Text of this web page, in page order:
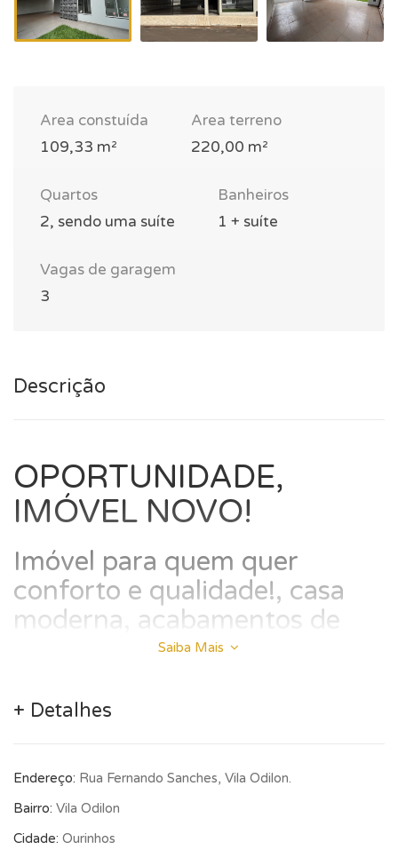
Area constuída
109,33 m²
Area terreno
220,00 m²
Quartos
2, sendo uma suíte
Banheiros
1 + suíte
Vagas de garagem
3
Descrição
OPORTUNIDADE,
IMÓVEL NOVO!
Imóvel para quem quer
conforto e qualidade!, casa
moderna, acabamentos de
primeira, 3 vagas de
uma suíte, banheiro social,
integrado a sala, área de
serviço externa e um quintal
nos fundos para ampliação
Saiba Mais
+ Detalhes
Endereço: Rua Fernando Sanches, Vila Odilon.
Bairro: Vila Odilon
Cidade: Ourinhos